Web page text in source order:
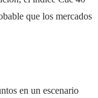
que los mercados
en un escenario